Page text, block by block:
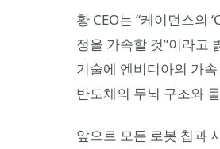
황 CEO는 “케이던스의
정을 가속할 것”이라고
기술에 엔비디아의 가
반도체의 두뇌 구조와
앞으로 모든 로봇 칩과